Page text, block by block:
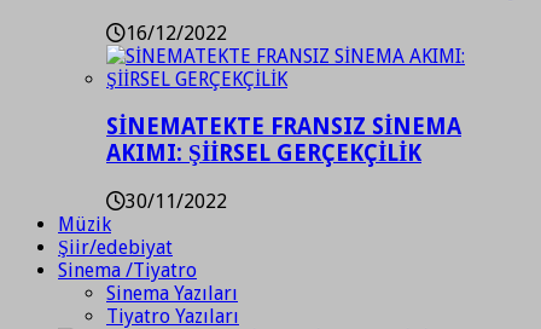
16/12/2022
SİNEMATEKTE FRANSIZ SİNEMA
AKIMI: ŞİİRSEL GERÇEKÇİLİK
30/11/2022
Müzik
Şiir/edebiyat
Sinema /Tiyatro
Sinema Yazıları
Tiyatro Yazıları